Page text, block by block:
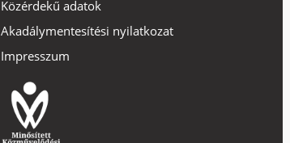
Közérdekű adatok
Akadálymentesítési nyilatkozat
Impresszum